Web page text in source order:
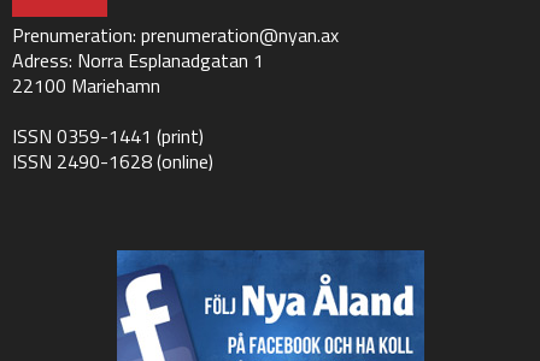
Prenumeration: prenumeration@nyan.ax
Adress: Norra Esplanadgatan 1
22100 Mariehamn
ISSN 0359-1441 (print)
ISSN 2490-1628 (online)